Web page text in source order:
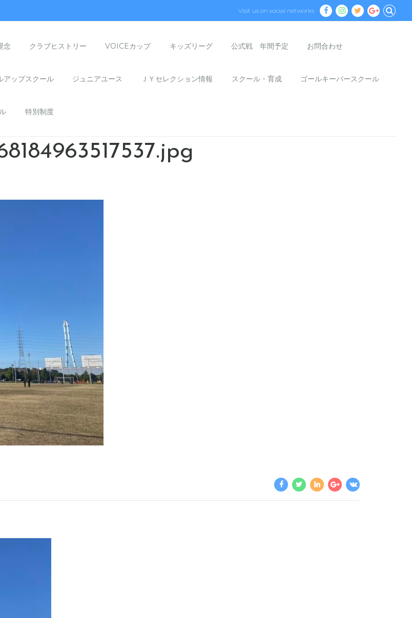
Visit us on social networks
念 クラブヒストリー VOICEカップ キッズリーグ 公式戦 年間予定 お問合わせ
アップスクール ジュニアユース ＪＹセレクション情報 スクール・育成 ゴールキーパースクール
特別制度